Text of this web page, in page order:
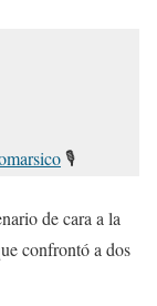
🎙️
de cara a la
confrontó a dos